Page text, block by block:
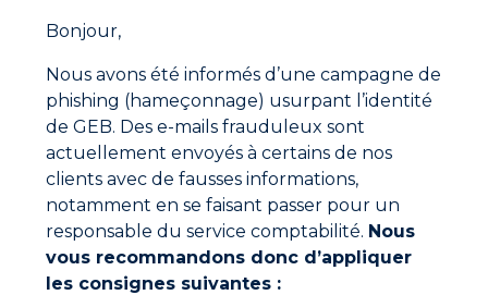
Mode d'emploi
La pâte peut être utilisée telle quelle ou mélangée
avec un peu d’eau, pour la rendre fluide. Si la pâte
décapante, il suffit de la mélanger pour qu’elle
retrouve sa consistance initiale.
Nettoyer les traces de rouille et de corrosion sur le
support à l’aide de la LAINE D’ACIER ou de papier
abrasif.
Brasage :
Documentations à télécharger
Bonjour,
Nous avons été informés d’une campagne de
phishing (hameçonnage) usurpant l’identité
de GEB. Des e-mails frauduleux sont
actuellement envoyés à certains de nos
clients avec de fausses informations,
notamment en se faisant passer pour un
responsable du service comptabilité. Nous
vous recommandons donc d’appliquer
les consignes suivantes :